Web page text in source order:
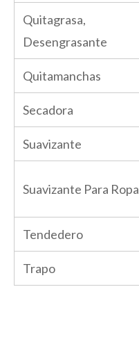
Quitagrasa,
Desengrasante
Quitamanchas
Secadora
Suavizante
Suavizante Para Ropa
Tendedero
Trapo